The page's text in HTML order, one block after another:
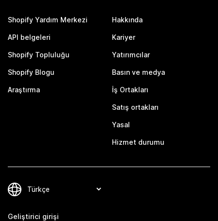
Shopify Yardım Merkezi
API belgeleri
Shopify Topluluğu
Shopify Blogu
Araştırma
Hakkında
Kariyer
Yatırımcılar
Basın ve medya
İş Ortakları
Satış ortakları
Yasal
Hizmet durumu
Geliştirici girişi